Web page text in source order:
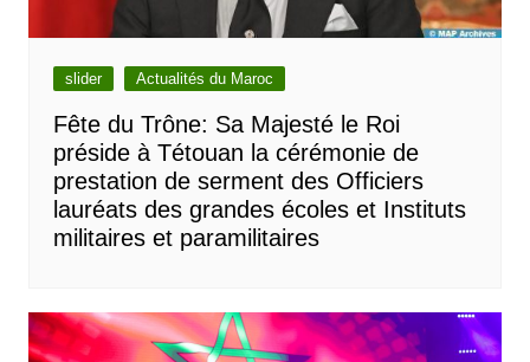
slider Actualités du Maroc
Fête du Trône: Sa Majesté le Roi
préside à Tétouan la cérémonie de
prestation de serment des Officiers
lauréats des grandes écoles et Instituts
militaires et paramilitaires